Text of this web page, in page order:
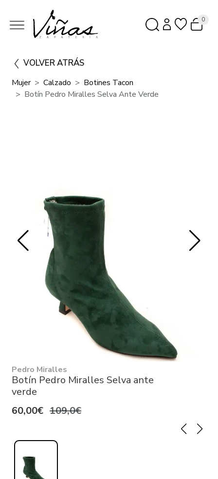
0
VOLVER ATRÁS
Mujer Calzado
Botines Tacon
Botín Pedro Miralles Selva Ante Verde
Pedro Miralles
Botín Pedro Miralles Selva ante
verde
60,00€ 109,0€